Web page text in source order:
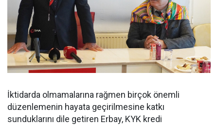
İktidarda olmamalarına rağmen birçok önemli
düzenlemenin hayata geçirilmesine katkı
sunduklarını dile getiren Erbay, KYK kredi